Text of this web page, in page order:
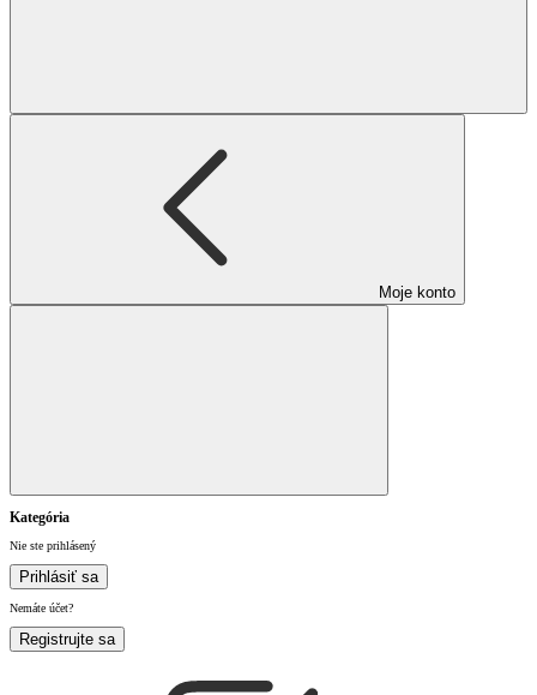
Moje konto
Kategória
Nie ste prihlásený
Prihlásiť sa
Nemáte účet?
Registrujte sa